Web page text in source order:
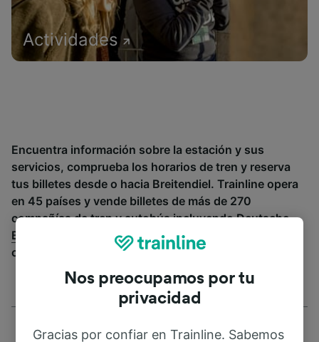
Actividades
Encuentra información sobre la estación y sus
servicios, comprueba los horarios de tren y reserva
tus billetes desde o hacia Breitendiel. Trainline opera
en 45 países y vende billetes de más de 270
compañías de tren y autobús incluyendoDeutsche
Bahn
. Descubre a dónde puedes ir desde Breitendiel
con Trainline.
Nos preocupamos por tu
privacidad
Gracias por confiar en Trainline. Sabemos